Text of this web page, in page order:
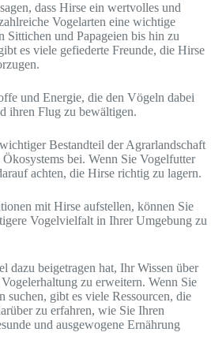
dass Hirse ein wertvolles und
Vogelarten eine wichtige
Sittichen und Papageien bis hin zu
es viele gefiederte Freunde, die Hirse
und Energie, die den Vögeln dabei
ihren Flug zu bewältigen.
Bestandteil der Agrarlandschaft
bei. Wenn Sie Vogelfutter
achten, die Hirse richtig zu lagern.
mit Hirse aufstellen, können Sie
Vogelvielfalt in Ihrer Umgebung zu
dazu beigetragen hat, Ihr Wissen über
zu erweitern. Wenn Sie
suchen, gibt es viele Ressourcen, die
zu erfahren, wie Sie Ihren
und ausgewogene Ernährung